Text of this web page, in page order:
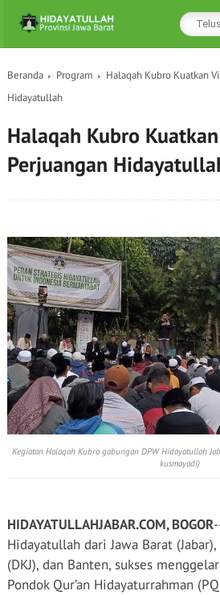
Beranda Program
Halaqah Kubro Kuatkan
Hidayatullah
Halaqah Kubro
Perjuangan
Kegiatan Halaqoh Kubro gabungan DPW Hidayatullah
kusmayadi)
HIDAYATULLAHJABAR.COM, BOGOR
Hidayatullah dari Jawa Barat
(DKJ), dan Banten, sukses
Pondok Qur’an Hidayaturrahman